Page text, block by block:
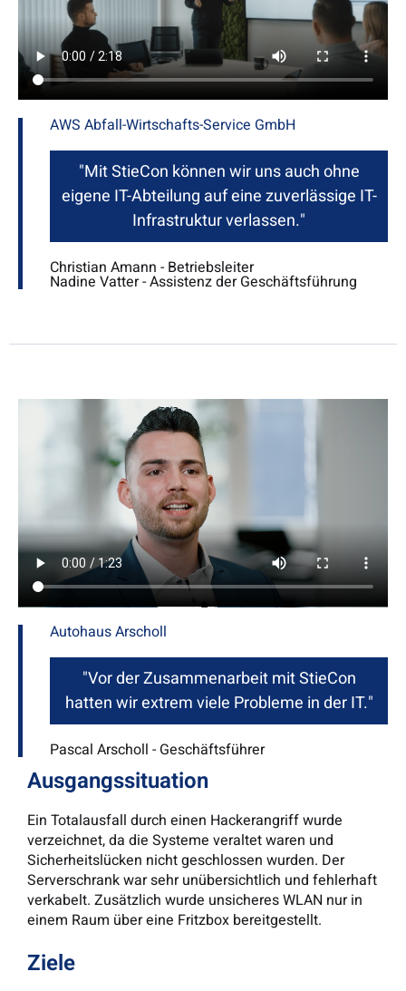
AWS Abfall-Wirtschafts-Service GmbH
"Mit StieCon können wir uns auch ohne
eigene IT-Abteilung auf eine zuverlässige IT-
Infrastruktur verlassen."
Christian Amann - Betriebsleiter
Nadine Vatter - Assistenz der Geschäftsführung
Autohaus Arscholl
"Vor der Zusammenarbeit mit StieCon
hatten wir extrem viele Probleme in der IT."
Pascal Arscholl - Geschäftsführer
Ausgangssituation
Ein Totalausfall durch einen Hackerangriff wurde
verzeichnet, da die Systeme veraltet waren und
Sicherheitslücken nicht geschlossen wurden. Der
Serverschrank war sehr unübersichtlich und fehlerhaft
verkabelt. Zusätzlich wurde unsicheres WLAN nur in
einem Raum über eine Fritzbox bereitgestellt.
Ziele